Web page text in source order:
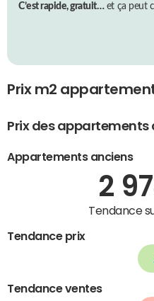
C’est rapide, gratuit…et ça peut
Prix m2
Prix des appartements
Appartements anciens
2
Tendance
Tendance prix
Tendance ventes